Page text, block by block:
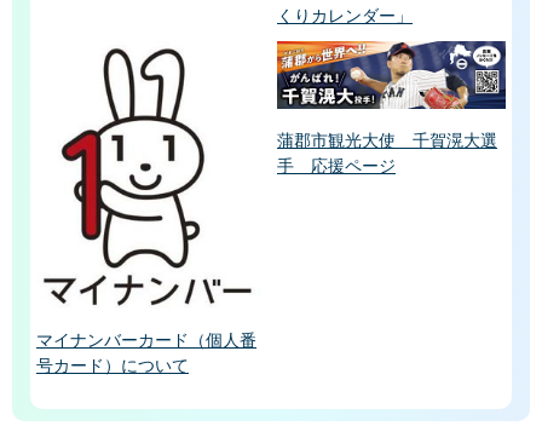
くりカレンダー」
マイナンバーカード（個人番
号カード）について
蒲郡市観光大使 千賀滉大選
手 応援ページ